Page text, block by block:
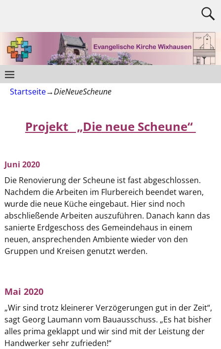
Startseite→DieNeueScheune
Projekt „Die neue Scheune“
Juni 2020
Die Renovierung der Scheune ist fast abgeschlossen.
Nachdem die Arbeiten im Flurbereich beendet waren,
wurde die neue Küche eingebaut. Hier sind noch
abschließende Arbeiten auszuführen. Danach kann das
sanierte Erdgeschoss des Gemeindehaus in einem
neuen, ansprechenden Ambiente wieder von den
Gruppen und Kreisen genutzt werden.
Mai 2020
„Wir sind trotz kleinerer Verzögerungen gut in der Zeit“,
sagt Georg Laumann vom Bauausschuss. „Es hat bisher
alles prima geklappt und wir sind mit der Leistung der
Handwerker sehr zufrieden!“